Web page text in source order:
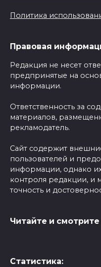
Политика
Правовая
Редакция не несет
предпринятые на
информации.
Ответственность за
материалов,
рекламодатель.
Сайт содержит
пользователей и
информации, однако
контроля редакции, и
точность и
Читайте и смотрите
Статистика: